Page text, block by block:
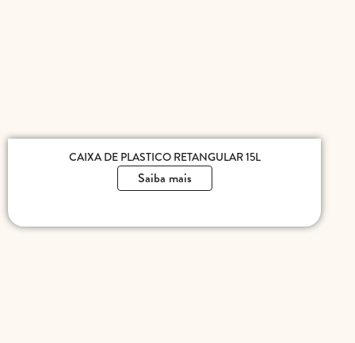
CAIXA DE PLASTICO RETANGULAR 15L
Saiba mais